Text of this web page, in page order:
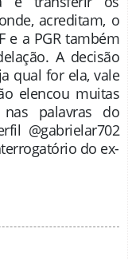
acreditam, o
e a PGR também
A decisão
qual for ela, vale
elencou muitas
palavras do
@gabrielar702
do ex-